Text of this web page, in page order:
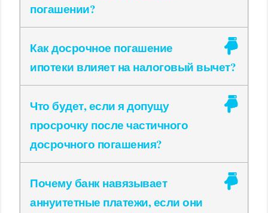
погашении?
Как досрочное погашение
ипотеки влияет на налоговый вычет?
Что будет, если я допущу
просрочку после частичного
досрочного погашения?
Почему банк навязывает
аннуитетные платежи, если они